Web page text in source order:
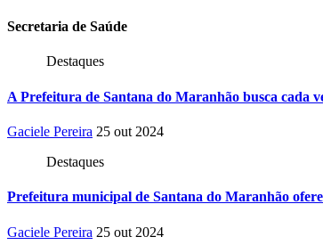
Secretaria de Saúde
Destaques
A Prefeitura de Santana do Maranhão busca cada
Gaciele Pereira 25 out 2024
Destaques
Prefeitura municipal de Santana do Maranhão
Gaciele Pereira 25 out 2024